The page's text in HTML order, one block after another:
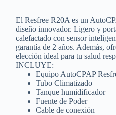
El Resfree R20A es un
diseño innovador. Ligero y
calefactado con sensor
garantía de 2 años. Además,
elección ideal para tu salud
INCLUYE:
Equipo AutoCPAP
Tubo Climatizado
Tanque humidificador
Fuente de Poder
Cable de conexión